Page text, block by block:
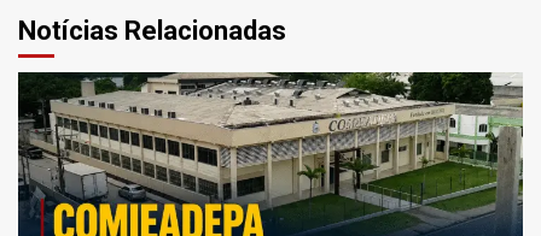
Notícias Relacionadas